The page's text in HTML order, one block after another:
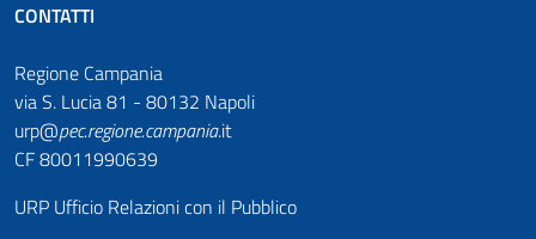
CONTATTI
Regione Campania
via S. Lucia 81 - 80132 Napoli
urp@pec.regione.campania.it
CF 80011990639
URP Ufficio Relazioni con il Pubblico